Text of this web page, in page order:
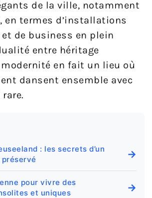
de la ville, notamment
en termes d’installations
et de business en plein
entre héritage
en fait un lieu où
dansent ensemble avec
: les secrets d’un
→
pour vivre des
et uniques
→